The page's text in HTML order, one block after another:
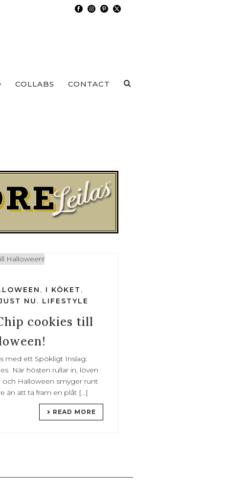
COLLABS CONTACT
, I KÖKET ,
NU , LIFESTYLE
cookies till
med ett Spökligt Inslag:
När hösten rullar in, löven
och Halloween smyger runt
än att ta fram en plåt [...]
READ MORE